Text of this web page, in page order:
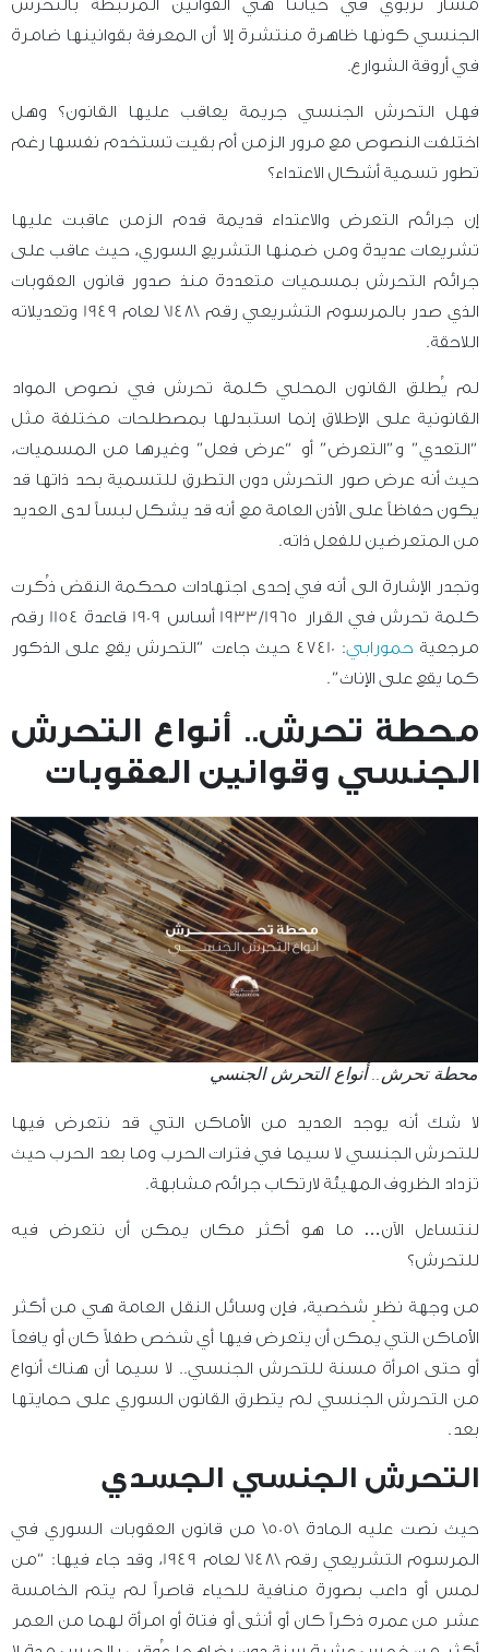
مسار تربوي في حياتنا هي القوانين المرتبطة بالتحرش
الجنسي كونها ظاهرة منتشرة إلا أن المعرفة بقوانينها ضامرة
في أروقة الشوارع.
فهل التحرش الجنسي جريمة يعاقب عليها القانون؟ وهل
اختلفت النصوص مع مرور الزمن أم بقيت تستخدم نفسها رغم
تطور تسمية أشكال الاعتداء؟
إن جرائم التعرض والاعتداء قديمة قدم الزمن عاقبت عليها
تشريعات عديدة ومن ضمنها التشريع السوري، حيث عاقب على
جرائم التحرش بمسميات متعددة منذ صدور قانون العقوبات
الذي صدر بالمرسوم التشريعي رقم \148\ لعام 1949 وتعديلاته
اللاحقة.
لم يُطلق القانون المحلي كلمة تحرش في نصوص المواد
القانونية على الإطلاق إنما استبدلها بمصطلحات مختلفة مثل
“التعدي” و”التعرض” أو “عرض فعل” وغيرها من المسميات،
حيث أنه عرض صور التحرش دون التطرق للتسمية بحد ذاتها قد
يكون حفاظاً على الأذن العامة مع أنه قد يشكل لبساً لدى العديد
من المتعرضين للفعل ذاته.
وتجدر الإشارة الى أنه في إحدى اجتهادات محكمة النقض ذُكرت
كلمة تحرش في القرار 1933/1965 أساس 1909 قاعدة 1154 رقم
مرجعية حمورابي
: 47410 حيث جاءت “التحرش يقع على الذكور
كما يقع على الإناث”.
محطة تحرش.. أنواع التحرش
الجنسي وقوانين العقوبات
محطة تحرش.. أنواع التحرش الجنسي
لا شك أنه يوجد العديد من الأماكن التي قد نتعرض فيها
للتحرش الجنسي لا سيما في فترات الحرب وما بعد الحرب حيث
تزداد الظروف المهيئة لارتكاب جرائم مشابهة.
لنتساءل الآن… ما هو أكثر مكان يمكن أن نتعرض فيه
للتحرش؟
من وجهة نظرٍ شخصية، فإن وسائل النقل العامة هي من أكثر
الأماكن التي يمكن أن يتعرض فيها أي شخص طفلاً كان أو يافعاً
أو حتى امرأة مسنة للتحرش الجنسي.. لا سيما أن هناك أنواع
من التحرش الجنسي لم يتطرق القانون السوري على حمايتها
بعد.
التحرش الجنسي الجسدي
حيث نصت عليه المادة \505\ من قانون العقوبات السوري في
المرسوم التشريعي رقم \148\ لعام 1949، وقد جاء فيها: “من
لمس أو داعب بصورة منافية للحياء قاصراً لم يتم الخامسة
عشر من عمره ذكراً كان أو أنثى أو فتاة أو امرأة لهما من العمر